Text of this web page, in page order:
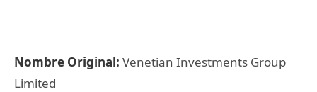
Nombre Original: Venetian Investments Group
Limited